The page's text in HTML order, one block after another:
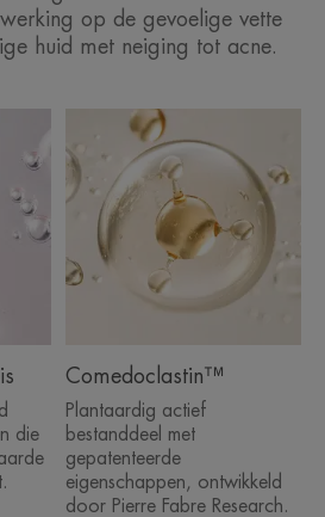
op de gevoelige vette
huid met neiging tot acne.
die
Comedoclastin™
Plantaardig actief
bestanddeel met
gepatenteerde
eigenschappen, ontwikkeld
door Pierre Fabre Research.